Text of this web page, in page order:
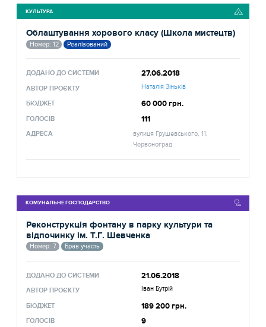
КУЛЬТУРА
Облаштування хорового класу (Школа мистецтв)
Номер: 12 Реалізований
ДОДАНО ДО СИСТЕМИ 27.06.2018
АВТОР ПРОЄКТУ Наталія Зіньків
БЮДЖЕТ 60 000 грн.
ГОЛОСІВ 111
АДРЕСА
вулиця Грушевського, 11,
Червоноград
КОМУНАЛЬНЕ ГОСПОДАРСТВО
Реконструкція фонтану в парку культури та
відпочинку ім. Т.Г. Шевченка
Номер: 7 Брав участь
ДОДАНО ДО СИСТЕМИ 21.06.2018
АВТОР ПРОЄКТУ Іван Бутрій
БЮДЖЕТ 189 200 грн.
ГОЛОСІВ 9